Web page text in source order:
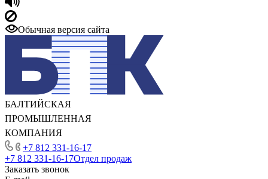
Обычная версия сайта
БАЛТИЙСКАЯ
ПРОМЫШЛЕННАЯ
КОМПАНИЯ
+7 812 331-16-17
+7 812 331-16-17Отдел продаж
Заказать звонок